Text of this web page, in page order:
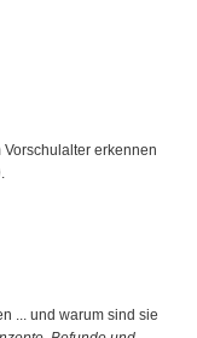
Vorschulalter erkennen
... und warum sind sie